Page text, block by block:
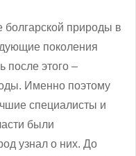
болгарской природы в
поколения
после этого –
Именно поэтому
специалисты и
были
узнал о них. До